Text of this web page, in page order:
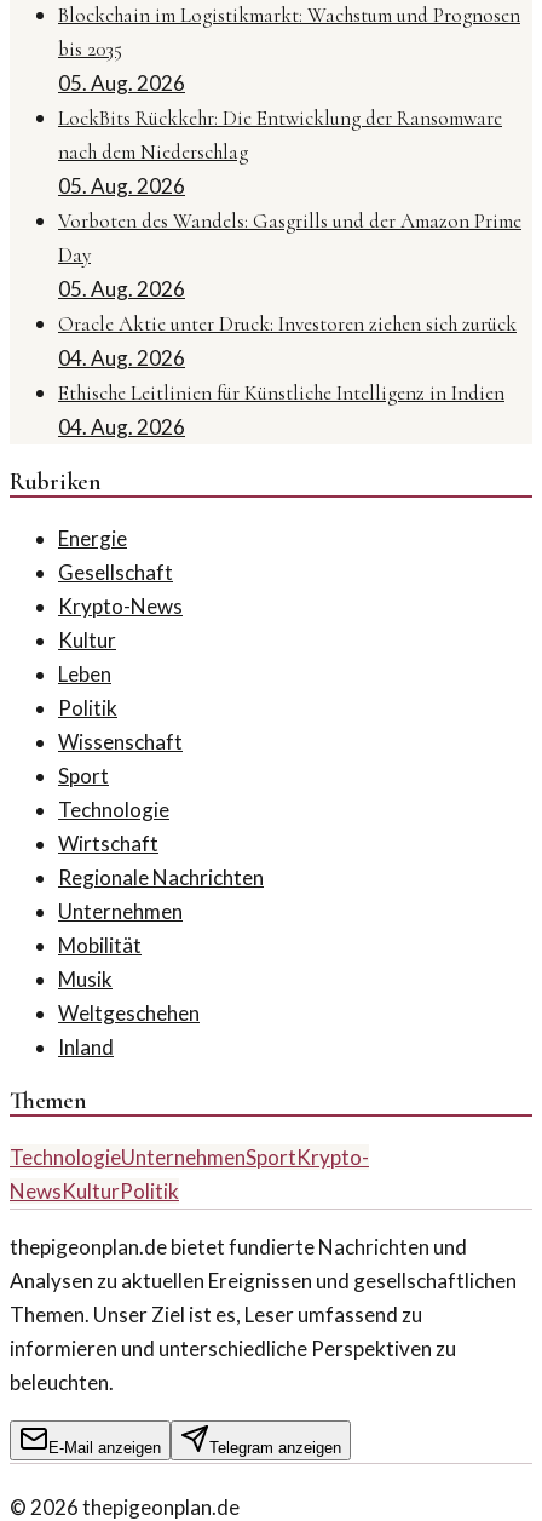
Blockchain im Logistikmarkt: Wachstum und Prognosen
bis 2035
05. Aug. 2026
LockBits Rückkehr: Die Entwicklung der Ransomware
nach dem Niederschlag
05. Aug. 2026
Vorboten des Wandels: Gasgrills und der Amazon Prime
Day
05. Aug. 2026
Oracle Aktie unter Druck: Investoren ziehen sich zurück
04. Aug. 2026
Ethische Leitlinien für Künstliche Intelligenz in Indien
04. Aug. 2026
Rubriken
Energie
Gesellschaft
Krypto-News
Kultur
Leben
Politik
Wissenschaft
Sport
Technologie
Wirtschaft
Regionale Nachrichten
Unternehmen
Mobilität
Musik
Weltgeschehen
Inland
Themen
TechnologieUnternehmenSportKrypto-
NewsKulturPolitik
thepigeonplan.de bietet fundierte Nachrichten und
Analysen zu aktuellen Ereignissen und gesellschaftlichen
Themen. Unser Ziel ist es, Leser umfassend zu
informieren und unterschiedliche Perspektiven zu
beleuchten.
E-Mail anzeigen Telegram anzeigen
© 2026thepigeonplan.de